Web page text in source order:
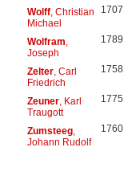
Wolff, Christian
Michael
1707
Wolfram
Joseph
1789
Zelter, Carl
Friedrich
1758
Zeuner, Karl
Traugott
1775
Zumsteeg,
Johann Rudolf
1760